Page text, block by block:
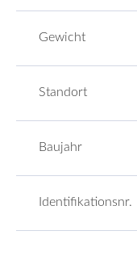
Gewicht
Standort
Baujahr
Identifikationsnr.